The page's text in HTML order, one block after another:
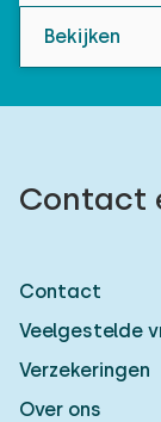
Bekijken
Contact
Contact
Veelgestelde
Verzekeringen
Over ons